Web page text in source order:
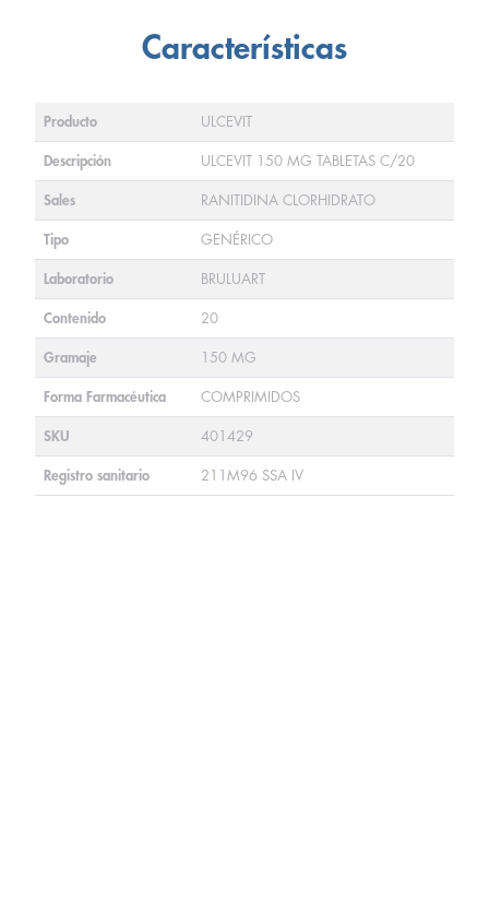
Características
Producto ULCEVIT
Descripción ULCEVIT 150 MG TABLETAS C/20
Sales RANITIDINA CLORHIDRATO
Tipo GENÉRICO
Laboratorio BRULUART
Contenido 20
Gramaje 150 MG
Forma Farmacéutica COMPRIMIDOS
SKU 401429
Registro sanitario 211M96 SSA IV